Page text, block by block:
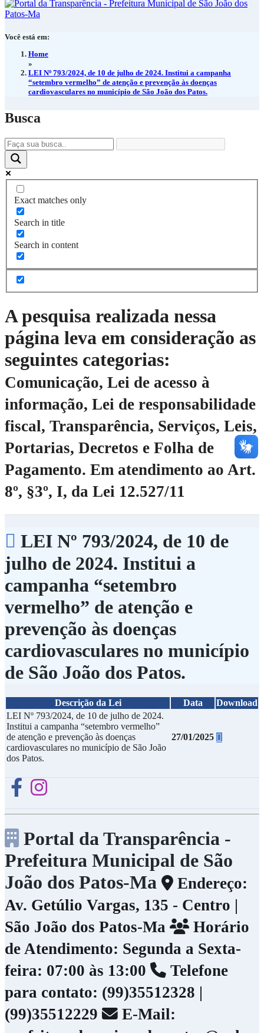
Você está em:
Home
»
LEI Nº 793/2024, de 10 de julho de 2024. Institui a campanha
“setembro vermelho” de atenção e prevenção às doenças
cardiovasculares no município de São João dos Patos.
Busca
Exact matches only
Search in title
Search in content
A pesquisa realizada nessa
página leva em consideração as
seguintes categorias:
Comunicação, Lei de acesso à
informação, Lei de responsabilidade
fiscal, Transparência, Serviços, Leis,
Portarias, Decretos e Folha de
Pagamento. Em atendimento ao Art.
8º, §3º, I, da Lei 12.527/11
LEI Nº 793/2024, de 10 de
julho de 2024. Institui a
campanha “setembro
vermelho” de atenção e
prevenção às doenças
cardiovasculares no município
de São João dos Patos.
Descrição da Lei Data
Download
LEI Nº 793/2024, de 10 de julho de 2024.
Institui a campanha “setembro vermelho”
de atenção e prevenção às doenças
cardiovasculares no município de São João
dos Patos.
27/01/2025
Portal da Transparência -
Prefeitura Municipal de São
João dos Patos-Ma
Endereço:
Av. Getúlio Vargas, 135 - Centro |
São João dos Patos-Ma
Horário
de Atendimento: Segunda a Sexta-
feira: 07:00 às 13:00
Telefone
para contato: (99)35512328 |
(99)35512229
E-Mail: